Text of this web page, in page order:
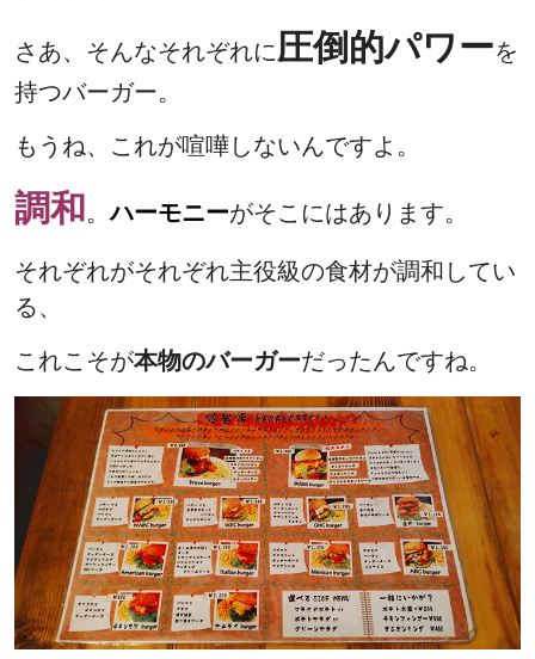
さあ、そんなそれぞれに圧倒的パワーを
持つバーガー。
もうね、これが喧嘩しないんですよ。
調和 。ハーモニーがそこにはあります。
それぞれがそれぞれ主役級の食材が調和してい
る、
これこそが本物のバーガーだったんですね。